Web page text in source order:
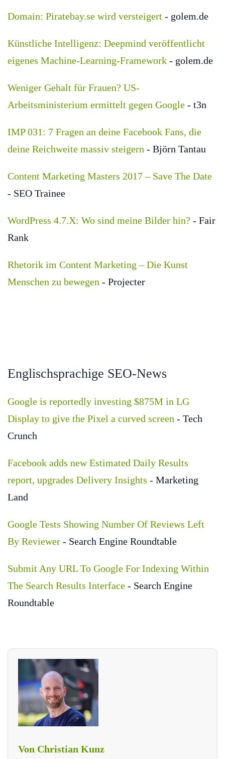
Domain: Piratebay.se wird versteigert - golem.de
Künstliche Intelligenz: Deepmind veröffentlicht
eigenes Machine-Learning-Framework - golem.de
Weniger Gehalt für Frauen? US-
Arbeitsministerium ermittelt gegen Google - t3n
IMP 031: 7 Fragen an deine Facebook Fans, die
deine Reichweite massiv steigern - Björn Tantau
Content Marketing Masters 2017 – Save The Date
- SEO Trainee
WordPress 4.7.X: Wo sind meine Bilder hin? - Fair
Rank
Rhetorik im Content Marketing – Die Kunst
Menschen zu bewegen - Projecter
Englischsprachige SEO-News
Google is reportedly investing $875M in LG
Display to give the Pixel a curved screen - Tech
Crunch
Facebook adds new Estimated Daily Results
report, upgrades Delivery Insights - Marketing
Land
Google Tests Showing Number Of Reviews Left
By Reviewer - Search Engine Roundtable
Submit Any URL To Google For Indexing Within
The Search Results Interface - Search Engine
Roundtable
Von Christian Kunz